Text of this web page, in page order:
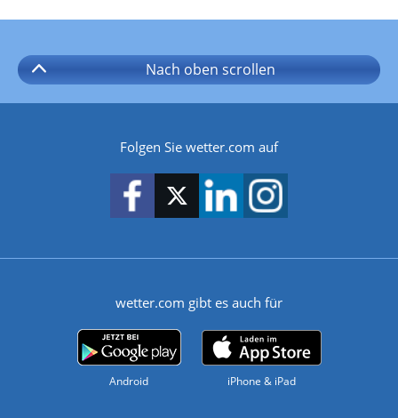
Nach oben scrollen
Folgen Sie wetter.com auf
wetter.com gibt es auch für
Android iPhone & iPad